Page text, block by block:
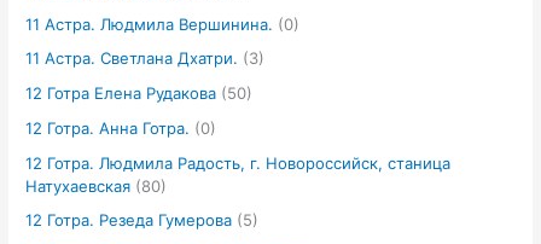
11 Астра. Людмила Вершинина. (0)
11 Астра. Светлана Дхатри. (3)
12 Готра Елена Рудакова (50)
12 Готра. Анна Готра. (0)
12 Готра. Людмила Радость, г. Новороссийск, станица
Натухаевская (80)
12 Готра. Резеда Гумерова (5)